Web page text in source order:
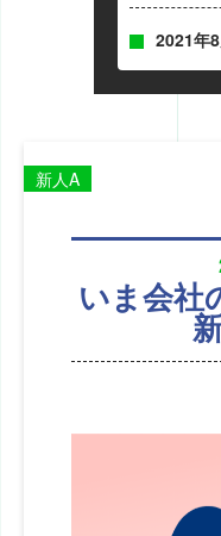
2021年
いま会社
新人A